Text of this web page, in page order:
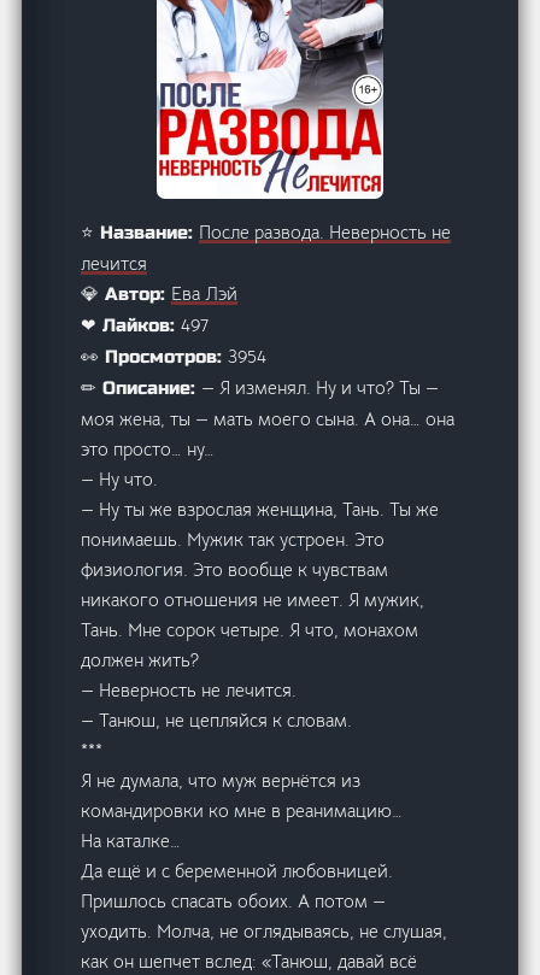
⭐ Название: После развода. Неверность не
лечится
💎 Автор: Ева Лэй
❤ Лайков:497
👀 Просмотров:3954
✏ Описание: — Я изменял. Ну и что? Ты —
моя жена, ты — мать моего сына. А она… она
это просто… ну…
— Ну что.
— Ну ты же взрослая женщина, Тань. Ты же
понимаешь. Мужик так устроен. Это
физиология. Это вообще к чувствам
никакого отношения не имеет. Я мужик,
Тань. Мне сорок четыре. Я что, монахом
должен жить?
— Неверность не лечится.
— Танюш, не цепляйся к словам.
***
Я не думала, что муж вернётся из
командировки ко мне в реанимацию…
На каталке…
Да ещё и с беременной любовницей.
Пришлось спасать обоих. А потом —
уходить. Молча, не оглядываясь, не слушая,
как он шепчет вслед: «Танюш, давай всё